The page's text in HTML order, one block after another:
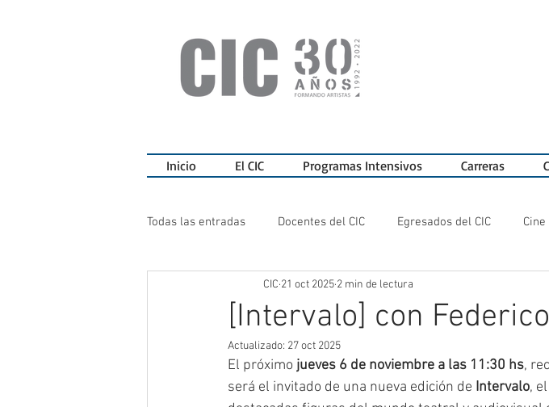
Inicio El CIC Programas Intensivos Carreras
Todas las entradas Docentes del CIC Egresados del CIC Cine
Ediciones del CIC Charlas exposiciones
Teatro del CIC Sala de Exposiciones CIC
[Intervalo] con
CIC 21 oct 2025 2 min de lectura
Actualizado: 27 oct 2025
El próximo jueves 6 de noviembre a las 11:30 hs,
será el invitado de una nueva edición de Intervalo,